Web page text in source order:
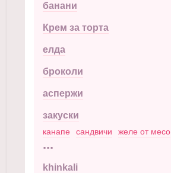
банани
Крем за торта
елда
броколи
аспержи
закуски
канапе сандвичи желе от месо
...
khinkali